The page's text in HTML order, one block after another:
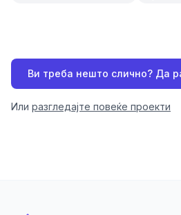
Ви треба нешто слично? Да
Или разгледајте повеќе проекти